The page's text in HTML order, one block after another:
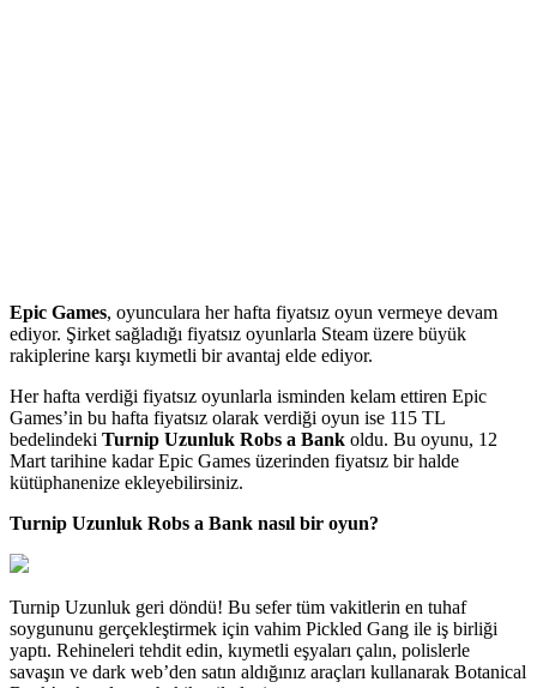
Epic Games, oyunculara her hafta fiyatsız oyun vermeye devam
ediyor. Şirket sağladığı fiyatsız oyunlarla Steam üzere büyük
rakiplerine karşı kıymetli bir avantaj elde ediyor.
Her hafta verdiği fiyatsız oyunlarla isminden kelam ettiren Epic
Games’in bu hafta fiyatsız olarak verdiği oyun ise 115 TL
bedelindeki Turnip Uzunluk Robs a Bank oldu. Bu oyunu, 12
Mart tarihine kadar Epic Games üzerinden fiyatsız bir halde
kütüphanenize ekleyebilirsiniz.
Turnip Uzunluk Robs a Bank nasıl bir oyun?
Turnip Uzunluk geri döndü! Bu sefer tüm vakitlerin en tuhaf
soygununu gerçekleştirmek için vahim Pickled Gang ile iş birliği
yaptı. Rehineleri tehdit edin, kıymetli eşyaları çalın, polislerle
savaşın ve dark web’den satın aldığınız araçları kullanarak Botanical